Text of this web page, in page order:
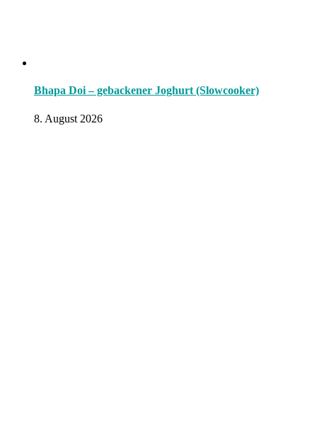
Bhapa Doi – gebackener Joghurt (Slowcooker)
8. August 2026